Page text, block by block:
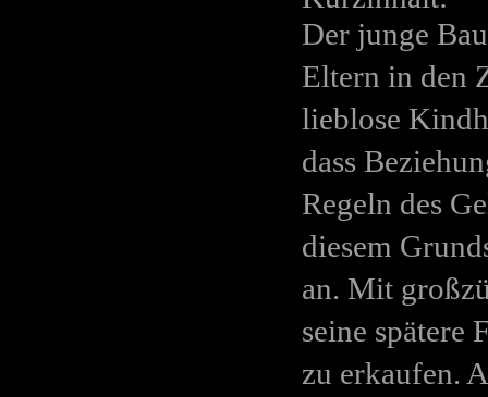
Der junge
Eltern in den
lieblose
dass
Regeln des
diesem
an. Mit
seine spätere
zu erkaufen.